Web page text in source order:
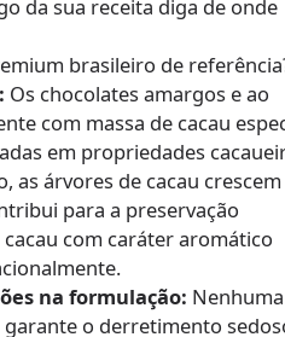
da sua receita diga de onde
brasileiro de
Os chocolates amargos e ao
com massa de cacau
em propriedades
as árvores de cacau crescem
para a preservação
com caráter aromático
na formulação: Nenhuma
o derretimento